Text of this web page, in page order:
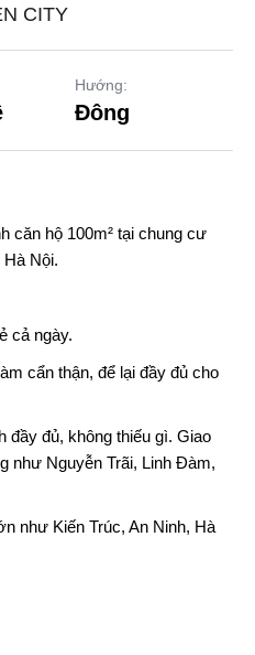
CITY
Hướng:
Đông
căn hộ 100m² tại chung cư
Nội.
cả ngày.
cẩn thận, để lại đầy đủ cho
đầy đủ, không thiếu gì. Giao
như Nguyễn Trãi, Linh Đàm,
như Kiến Trúc, An Ninh, Hà